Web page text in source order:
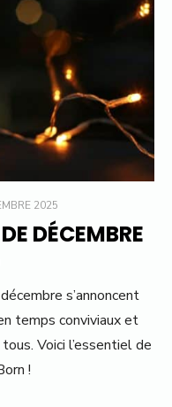
2025
DÉCEMBRE
s’annoncent
temps conviviaux et
Voici l’essentiel de
!